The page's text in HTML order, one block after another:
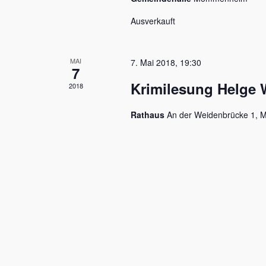
Ausverkauft
MAI
7
2018
7. Mai 2018, 19:30
Krimilesung Helge
Rathaus An der Weidenbrücke 1,